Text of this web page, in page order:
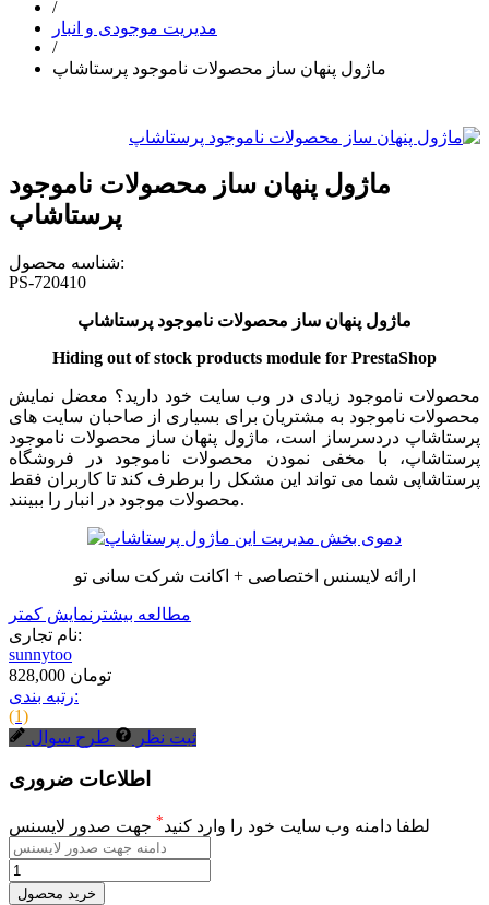
/
مدیریت موجودی و انبار
/
ماژول پنهان ساز محصولات ناموجود پرستاشاپ
ماژول پنهان ساز محصولات ناموجود
پرستاشاپ
شناسه محصول:
PS-720410
ماژول پنهان ساز محصولات ناموجود پرستاشاپ
Hiding out of stock products module for PrestaShop
محصولات ناموجود زیادی در وب سایت خود دارید؟ معضل نمایش
محصولات ناموجود به مشتریان برای بسیاری از صاحبان سایت های
پرستاشاپ دردسرساز است، ماژول پنهان ساز محصولات ناموجود
پرستاشاپ، با مخفی نمودن محصولات ناموجود در فروشگاه
پرستاشاپی شما می تواند این مشکل را برطرف کند تا کاربران فقط
محصولات موجود در انبار را ببینند.
ارائه لایسنس اختصاصی + اکانت شرکت سانی تو
مطالعه بیشتر نمایش کمتر
نام تجاری:
sunnytoo
828,000 تومان
رتبه بندی:
(1)
ثبت نظر
طرح سوال
اطلاعات ضروری
لطفا دامنه وب سایت خود را وارد کنید* جهت صدور لایسنس
خرید محصول